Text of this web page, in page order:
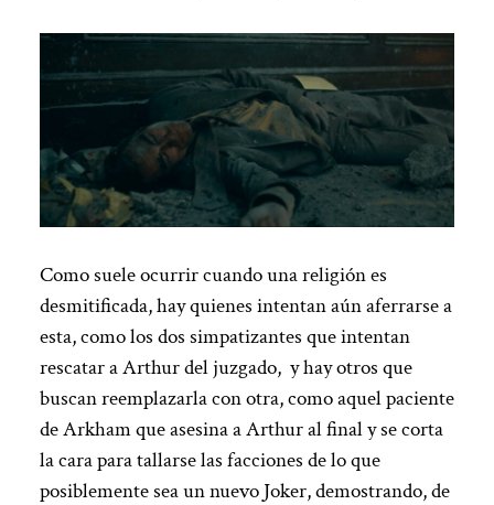
Como suele ocurrir cuando una religión es
desmitificada, hay quienes intentan aún aferrarse a
esta, como los dos simpatizantes que intentan
rescatar a Arthur del juzgado, y hay otros que
buscan reemplazarla con otra, como aquel paciente
de Arkham que asesina a Arthur al final y se corta
la cara para tallarse las facciones de lo que
posiblemente sea un nuevo Joker, demostrando, de